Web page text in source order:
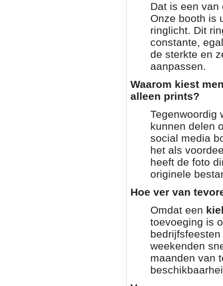
Dat is een
Onze booth is
ringlicht. Dit
constante,
de sterkte en
aanpassen.
Waarom kiest
alleen prints?
Tegenwoordig
kunnen delen
social media
het als
heeft de foto
originele
Hoe ver van
Omdat een
toevoeging is
weekenden
maanden van